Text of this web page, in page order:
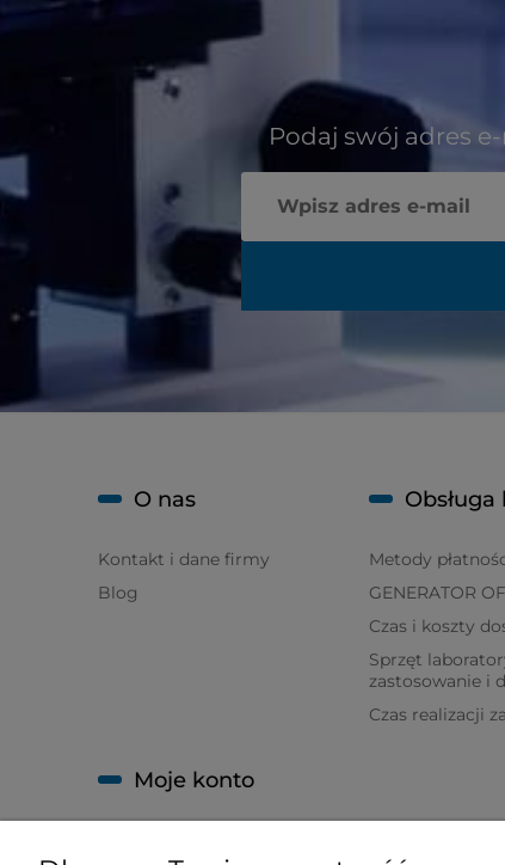
Podaj swój adres
O nas
Kontakt i dane firmy
Blog
Metody
GENERATOR
Czas i koszty
Sprzęt
zastosowanie i
Czas realizacji
Moje konto